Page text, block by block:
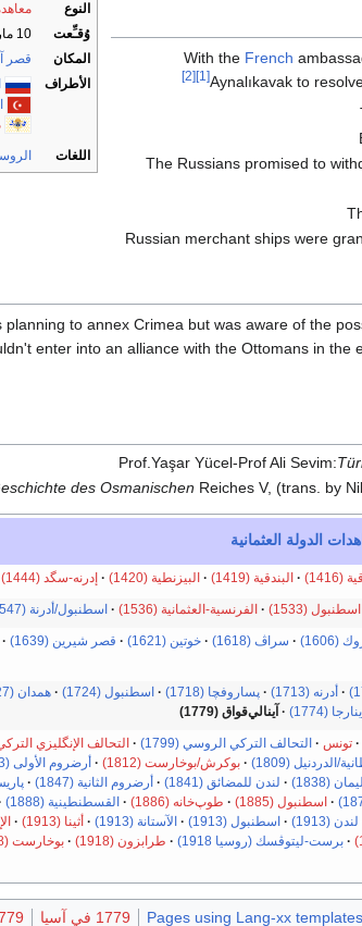
النوع
وُقـِّعت
10 مارس 1779
المكان
قصر
الأطراف
اللغات
With the French
Aynalıkavak to
[1]
[2]
The Russians promised to
Russian merchant ships were
planning to annex Crimea but was aware of the
enter into an alliance with the Ottomans in
Prof.Yaşar Yücel-Prof Ali Sevim:
des Osmanischen Reiches V, (trans. by
الدولة العثمانية
البندقية (1419) البيزنطية (1420) إدرنه-سگد (1444)
اسطنبول (1533) الفرنسية-العثمانية (1536) اسطنبول/أدرنة (1547)
(1606) سراڤ (1618) خوتين (1621) قصر شيرين (1639)
أدرنه (1713) پساروفچا (1718) اسطنبول (1724) همدان (1727)
(1774) آينالي‌قواق (1779)
تونس التحالف التركي الروسي (1799) التحالف الإنگليزي التركي
الدردنيل (1809) بوكرش/بوخارست (1812) أرضروم الأولى (1823)
(1838) لندن للمضائق (1841) أرضروم الثانية (1847) پاريس
اسطنبول (1885) طوپ‌خانه (1886) القسطنطينية (1888)
لندن (1913) اسطنبول (1913) الآستانة (1913) أثينا (1913)
برست-ليتوڤسك (روسيا 1918) طرابزون (1918) بوخارست (1918)
Pages using Lang-xx templates 1779 في آسيا 1779 في